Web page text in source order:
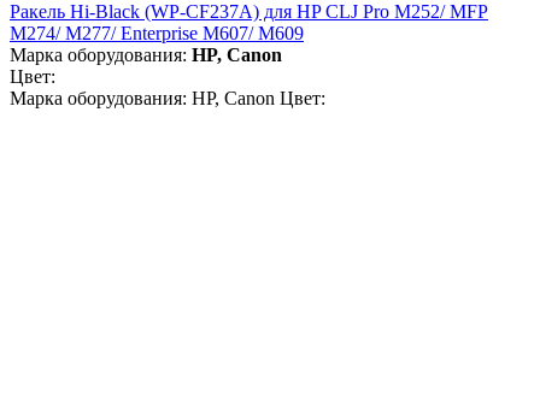
Ракель Hi-Black (WP-CF237A) для HP CLJ Pro M252/ MFP
M274/ M277/ Enterprise M607/ M609
Марка оборудования: HP, Canon
Цвет:
Марка оборудования: HP, Canon Цвет: